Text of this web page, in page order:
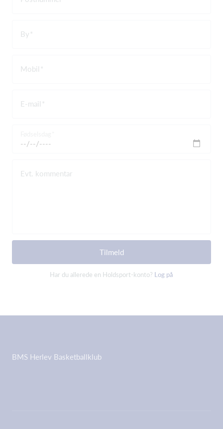
By
Mobil
E-mail
Evt. kommentar
Tilmeld
Har du allerede en Holdsport-konto? Log på
BMS Herlev Basketballklub